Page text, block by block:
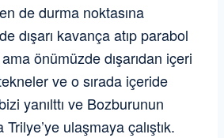
de durma noktasına
dışarı kavança atıp parabol
önümüzde dışarıdan içeri
ve o sırada içeride
yanılttı ve Bozburunun
ulaşmaya çalıştık.